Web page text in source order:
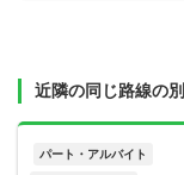
近隣の同じ路線の
パート・アルバイト